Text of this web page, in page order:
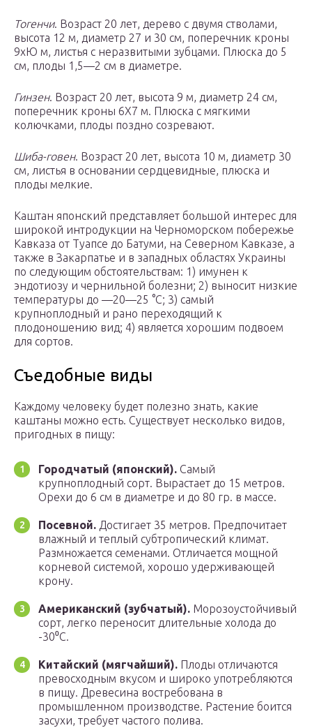
Тогенчи. Возраст 20 лет, дерево с двумя стволами,
высота 12 м, диаметр 27 и 30 см, поперечник кроны
9хЮ м, листья с неразвитыми зубцами. Плюска до 5
см, плоды 1,5—2 см в диаметре.
Гинзен. Возраст 20 лет, высота 9 м, диаметр 24 см,
поперечник кроны 6X7 м. Плюска с мягкими
колючками, плоды поздно созревают.
Шиба-говен. Возраст 20 лет, высота 10 м, диаметр 30
см, листья в основании сердцевидные, плюска и
плоды мелкие.
Каштан японский представляет большой интерес для
широкой интродукции на Черноморском побережье
Кавказа от Туапсе до Батуми, на Северном Кавказе, а
также в Закарпатье и в западных областях Украины
по следующим обстоятельствам: 1) имунен к
эндотиозу и чернильной болезни; 2) выносит низкие
температуры до —20—25 °С; 3) самый
крупноплодный и рано переходящий к
плодоношению вид; 4) является хорошим подвоем
для сортов.
Съедобные виды
Каждому человеку будет полезно знать, какие
каштаны можно есть. Существует несколько видов,
пригодных в пищу:
Городчатый (японский). Самый
крупноплодный сорт. Вырастает до 15 метров.
Орехи до 6 см в диаметре и до 80 гр. в массе.
Посевной. Достигает 35 метров. Предпочитает
влажный и теплый субтропический климат.
Размножается семенами. Отличается мощной
корневой системой, хорошо удерживающей
крону.
Американский (зубчатый). Морозоустойчивый
сорт, легко переносит длительные холода до
-30⁰С.
Китайский (мягчайший). Плоды отличаются
превосходным вкусом и широко употребляются
в пищу. Древесина востребована в
промышленном производстве. Растение боится
засухи, требует частого полива.